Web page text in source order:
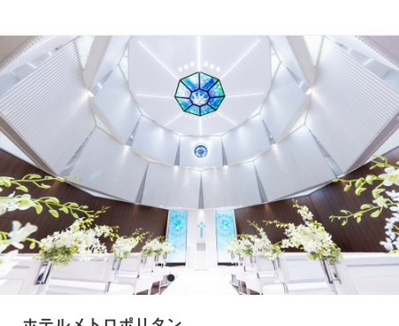
す。 世代を問わず愛される上質なホテルウェディングで、心に残る
特別なひとときをお過ごしください。